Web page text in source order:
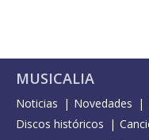
MUSICALIA
Noticias Novedades
Discos históricos